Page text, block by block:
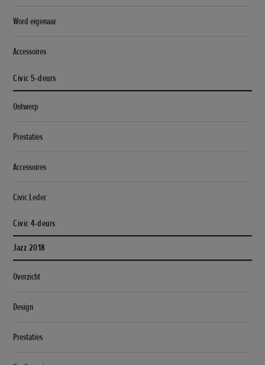
Word eigenaar
Accessoires
Civic 5-deurs
Ontwerp
Prestaties
Accessoires
Civic Leder
Civic 4-deurs
Jazz 2018
Overzicht
Design
Prestaties